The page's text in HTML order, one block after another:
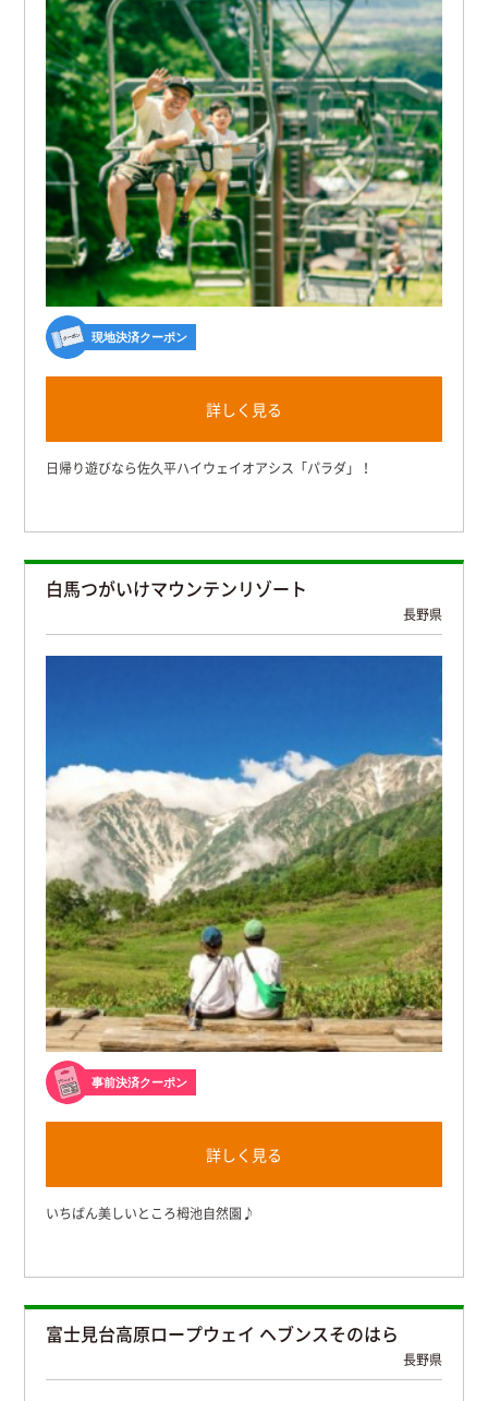
現地決済クーポン
詳しく見る
日帰り遊びなら佐久平ハイウェイオアシス「パラダ」！
白馬つがいけマウンテンリゾート
長野県
事前決済クーポン
詳しく見る
いちばん美しいところ栂池自然園♪
富士見台高原ロープウェイ ヘブンスそのはら
長野県